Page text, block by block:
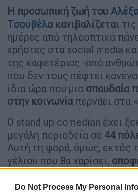
Do Not Process My Personal
Η προσωπική ζωή του
Τσουβέλακανιβαλίζεται
ημέρες από τηλεοπτικά
χρήστες στα social media
της καφετέριας -από
που δεν τους πέφτει
ίδια ώρα που μια σπουδαία
στην κοινωνίαπερνάει στα
Ο stand up comedian έχει
μεγάλη περιοδεία σε 44
Αυτή τη φορά, όμως, εκτός
γέλιου που θα χαρίσει,
έναν από τους 44 σταθμούς